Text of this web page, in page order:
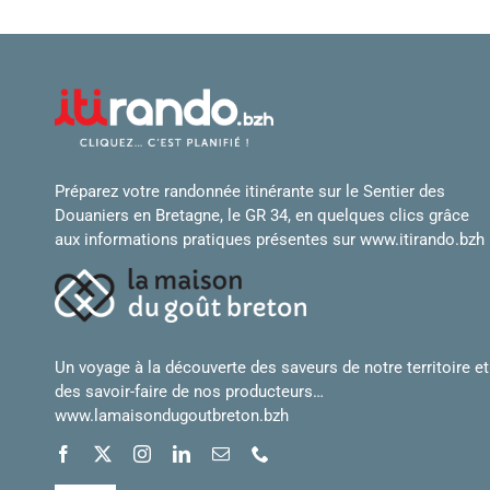
Préparez votre randonnée itinérante sur le Sentier des
Douaniers en Bretagne, le GR 34, en quelques clics grâce
aux informations pratiques présentes sur www.itirando.bzh
Un voyage à la découverte des saveurs de notre territoire et
des savoir-faire de nos producteurs…
www.lamaisondugoutbreton.bzh